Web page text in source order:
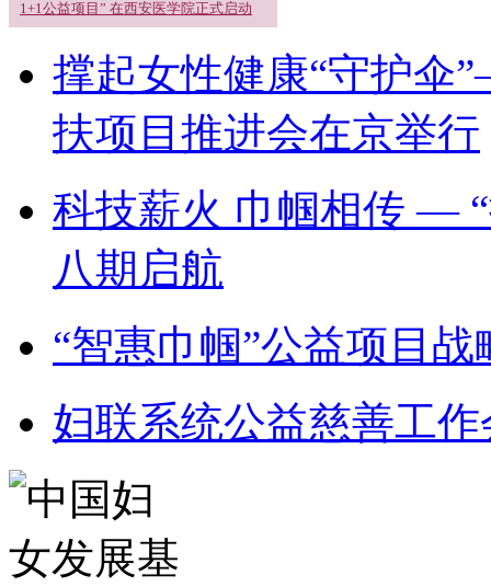
1+1公益项目” 在西安医学院正式启动
撑起女性健康“守护伞
扶项目推进会在京举行
科技薪火 巾帼相传 —
八期启航
“智惠巾帼”公益项目
妇联系统公益慈善工